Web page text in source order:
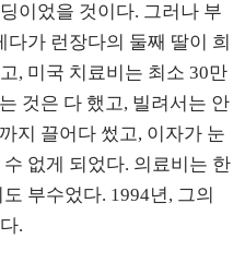
이었을 것이다. 그러나 부
가 런장다의 둘째 딸이 희
, 미국 치료비는 최소 30만
것은 다 했고, 빌려서는 안
지 끌어다 썼고, 이자가 눈
없게 되었다. 의료비는 한
부수었다. 1994년, 그의
.